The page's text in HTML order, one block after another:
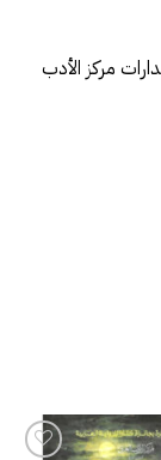
مركز الأدب